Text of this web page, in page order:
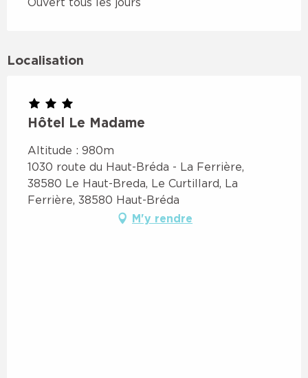
Localisation
Hôtel Le Madame
Altitude : 980m
1030 route du Haut-Bréda - La Ferrière,
38580 Le Haut-Breda, Le Curtillard, La
Ferrière, 38580 Haut-Bréda
M'y rendre